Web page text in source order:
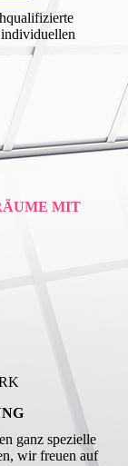
MIT
ganz spezielle
wir freuen auf